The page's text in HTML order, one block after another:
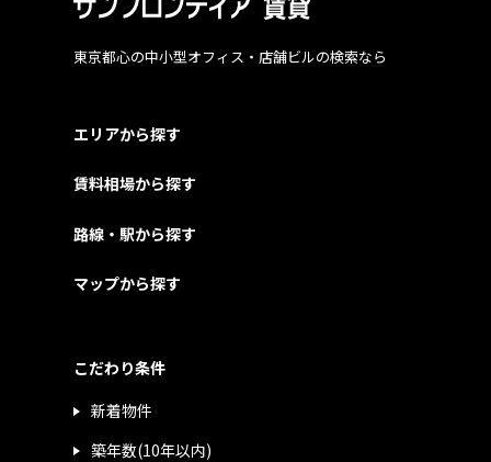
東京都心の中小型オフィス・店舗ビルの検索なら
エリアから探す
賃料相場から探す
路線・駅から探す
マップから探す
こだわり条件
新着物件
築年数(10年以内)